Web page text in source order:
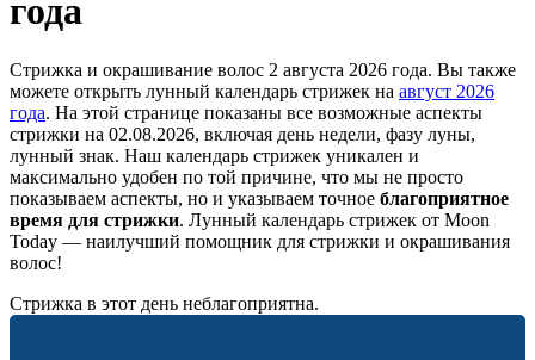
года
Стрижка и окрашивание волос 2 августа 2026 года. Вы также
можете открыть лунный календарь стрижек на август 2026
года. На этой странице показаны все возможные аспекты
стрижки на 02.08.2026, включая день недели, фазу луны,
лунный знак. Наш календарь стрижек уникален и
максимально удобен по той причине, что мы не просто
показываем аспекты, но и указываем точное благоприятное
время для стрижки. Лунный календарь стрижек от Moon
Today — наилучший помощник для стрижки и окрашивания
волос!
Стрижка в этот день неблагоприятна.